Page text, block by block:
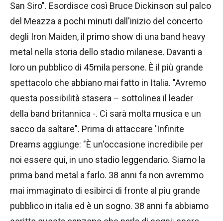
San Siro". Esordisce così Bruce Dickinson sul palco
del Meazza a pochi minuti dall'inizio del concerto
degli Iron Maiden, il primo show di una band heavy
metal nella storia dello stadio milanese. Davanti a
loro un pubblico di 45mila persone. È il più grande
spettacolo che abbiano mai fatto in Italia. "Avremo
questa possibilità stasera – sottolinea il leader
della band britannica -. Ci sarà molta musica e un
sacco da saltare". Prima di attaccare 'Infinite
Dreams aggiunge: "È un'occasione incredibile per
noi essere qui, in uno stadio leggendario. Siamo la
prima band metal a farlo. 38 anni fa non avremmo
mai immaginato di esibirci di fronte al piu grande
pubblico in italia ed è un sogno. 38 anni fa abbiamo